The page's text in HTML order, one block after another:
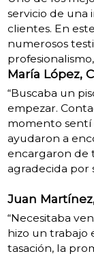
servicio de una
clientes. En
numerosos
María López,
“Buscaba un
empezar.
momento sentí
ayudaron a
encargaron de
agradecida por
Juan
“Necesitaba
hizo un trabajo
tasación, la